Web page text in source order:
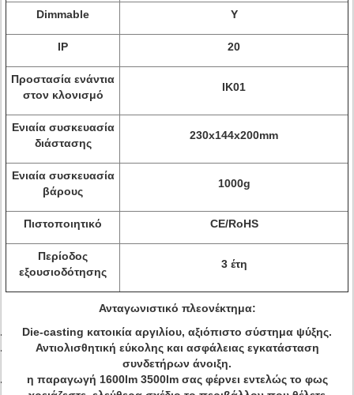
Dimmable Υ
IP 20
Προστασία ενάντια
στον κλονισμό
IK01
Ενιαία συσκευασία
διάστασης
230x144x200mm
Ενιαία συσκευασία
βάρους
1000g
Πιστοποιητικό CE/RoHS
Περίοδος
εξουσιοδότησης
3 έτη
Ανταγωνιστικό πλεονέκτημα:
Die-casting κατοικία αργιλίου, αξιόπιστο σύστημα ψύξης.
Αντιολισθητική εύκολης και ασφάλειας εγκατάσταση
συνδετήρων άνοιξη.
η παραγωγή 1600lm 3500lm σας φέρνει εντελώς το φως